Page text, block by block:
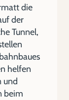
die
der
Tunnel,
helfen
und
beim